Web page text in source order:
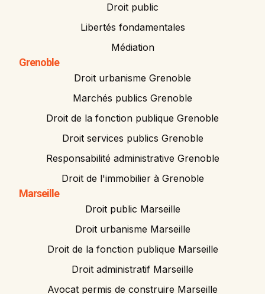
Droit public
Libertés fondamentales
Médiation
Grenoble
Droit urbanisme Grenoble
Marchés publics Grenoble
Droit de la fonction publique Grenoble
Droit services publics Grenoble
Responsabilité administrative Grenoble
Droit de l'immobilier à Grenoble
Marseille
Droit public Marseille
Droit urbanisme Marseille
Droit de la fonction publique Marseille
Droit administratif Marseille
Avocat permis de construire Marseille